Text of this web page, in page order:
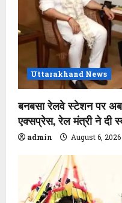
Uttarakhand News
बनबसा रेलवे स्टेशन पर
एक्सप्रेस, रेल मंत्री ने दी
admin August 6, 2026